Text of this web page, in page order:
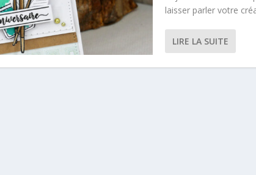
laisser parler votre
LIRE LA SUITE